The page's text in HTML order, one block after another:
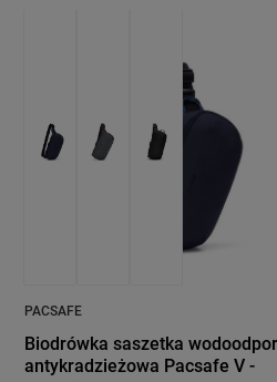
PACSAFE
Biodrówka saszetka
antykradzieżowa Pacsafe V -